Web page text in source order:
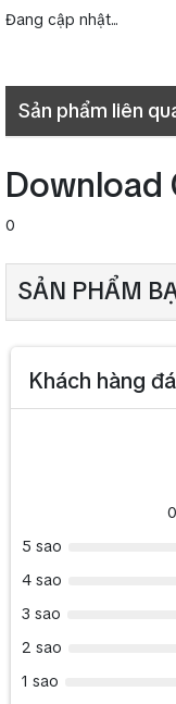
>> Có thể bạn quan
Đang cập nhật...
Sản phẩm liên
Download
0
SẢN PHẨM
Khách hàng
0
5 sao
4 sao
3 sao
2 sao
1 sao